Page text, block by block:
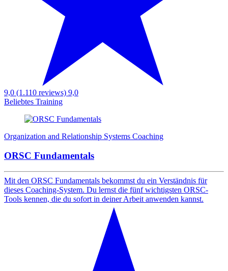
9,0 (1.110 reviews) 9,0
Beliebtes Training
Organization and Relationship Systems Coaching
ORSC Fundamentals
Mit den ORSC Fundamentals bekommst du ein Verständnis für
dieses Coaching-System. Du lernst die fünf wichtigsten ORSC-
Tools kennen, die du sofort in deiner Arbeit anwenden kannst.